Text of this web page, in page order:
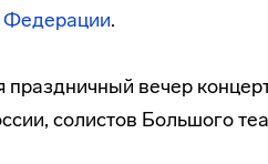
Федерации.
праздничный вечер
солистов Большого